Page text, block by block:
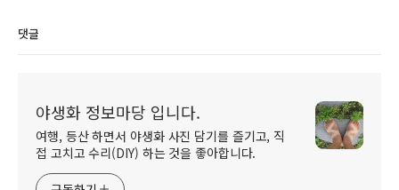
댓글
야생화 정보마당 입니다.
여행, 등산 하면서 야생화 사진 담기를 즐기고, 직
접 고치고 수리(DIY) 하는 것을 좋아합니다.